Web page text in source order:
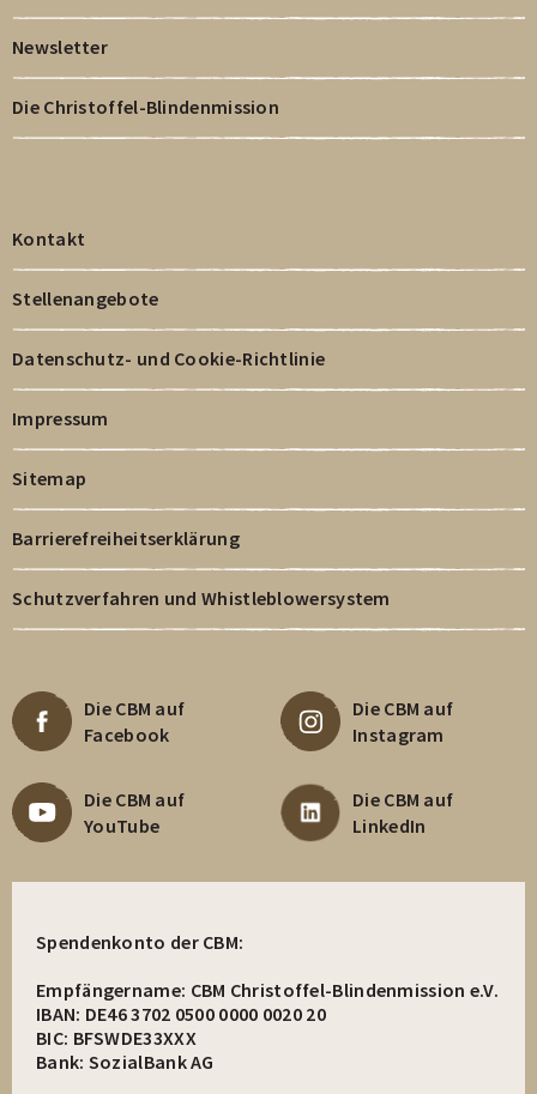
von
des
Carousels.
von
des
Carousels.
von
Carousels.
Newsletter
Die Christoffel-Blindenmission
Kontakt
Stellenangebote
Datenschutz- und Cookie-Richtlinie
Impressum
Sitemap
Barrierefreiheitserklärung
Schutzverfahren und Whistleblowersystem
Die CBM auf
Facebook
Die CBM auf
Instagram
Die CBM auf
YouTube
Die CBM auf
LinkedIn
Spendenkonto der CBM:
Empfängername: CBM Christoffel-Blindenmission e.V.
IBAN: DE46 3702 0500 0000 0020 20
BIC: BFSWDE33XXX
Bank: SozialBank AG